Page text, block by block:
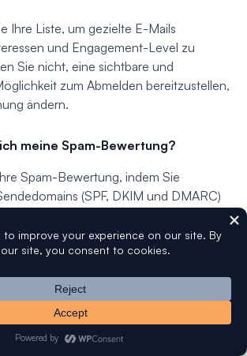
Ihre Liste, um gezielte E-Mails
und Engagement-Level zu
Sie nicht, eine sichtbare und
zum Abmelden bereitzustellen,
ändern.
meine Spam-Bewertung?
Spam-Bewertung, indem Sie
(SPF, DKIM und DMARC)
dass Ihre Inhalte wertvoll und
und das Senden von E-Mails nur an
helfen ebenfalls, Beschwerden zu
Reputation Ihres Absenderszu